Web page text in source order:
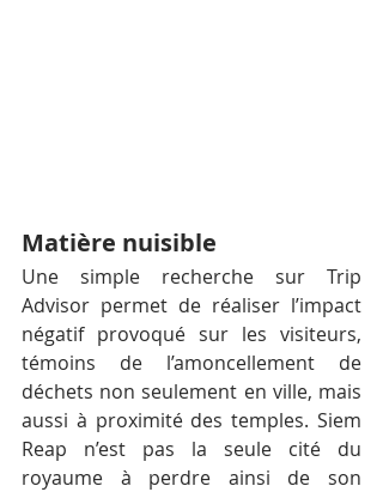
Matière nuisible
Une simple recherche sur Trip
Advisor permet de réaliser l’impact
négatif provoqué sur les visiteurs,
témoins de l’amoncellement de
déchets non seulement en ville, mais
aussi à proximité des temples. Siem
Reap n’est pas la seule cité du
royaume à perdre ainsi de son